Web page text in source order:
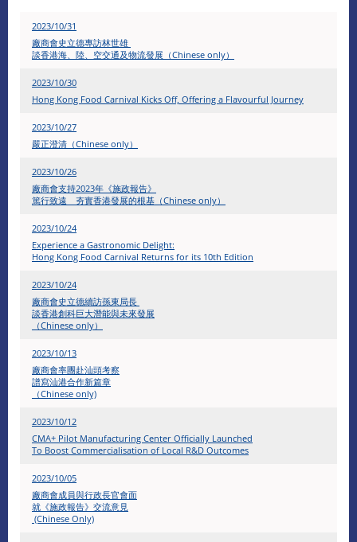
2023/10/31
廠商會史立德專訪林世雄
談香港海、陸、空交通及物流發展（Chinese only）
2023/10/30
Hong Kong Food Carnival Kicks Off, Offering a Flavourful Journey
2023/10/27
嚴正澄清（Chinese only）
2023/10/26
廠商會支持2023年《施政報告》
篤行致遠 夯實香港發展的根基（Chinese only）
2023/10/24
Experience a Gastronomic Delight:
Hong Kong Food Carnival Returns for its 10th Edition
2023/10/24
廠商會史立德續訪孫東局長
談香港創科巨大潛能與未來發展
（Chinese only）
2023/10/13
廠商會率團赴汕頭考察
譜寫汕港合作新篇章
（Chinese only)
2023/10/12
CMA+ Pilot Manufacturing Center Officially Launched
To Boost Commercialisation of Local R&D Outcomes
2023/10/05
廠商會成員與行政長官會面
就《施政報告》交流意見
(Chinese Only)